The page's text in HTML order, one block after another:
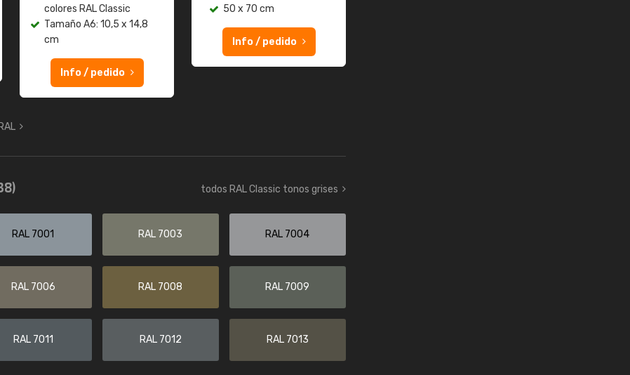
colores RAL Classic
Tamaño A6: 10,5 x 14,8
cm
Info / pedido
50 x 70 cm
Info / pedido
todos RAL Classic tonos grises
RAL 7001 RAL 7003 RAL 7004
RAL 7006 RAL 7008 RAL 7009
RAL 7011 RAL 7012 RAL 7013